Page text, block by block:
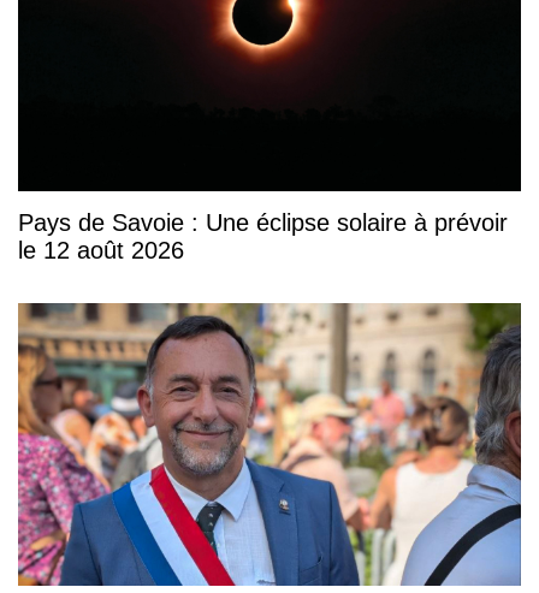
Pays de Savoie : Une éclipse solaire à prévoir
le 12 août 2026